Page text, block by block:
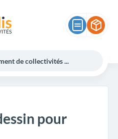
pour